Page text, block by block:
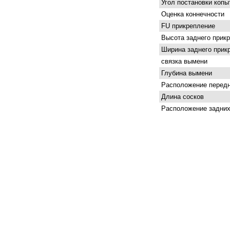
Угол постановки
Оценка коннечности
FU прикрепление
Высота заднего
Ширина заднего
связка вымени
Глубина вымени
Расположение
Длина сосков
Расположение